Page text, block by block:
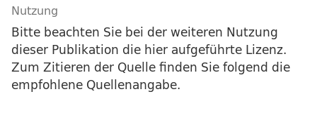
Nutzung
Bitte beachten Sie bei der weiteren Nutzung
dieser Publikation die hier aufgeführte Lizenz.
Zum Zitieren der Quelle finden Sie folgend die
empfohlene Quellenangabe.